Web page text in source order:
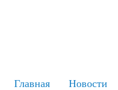
Главная Новости